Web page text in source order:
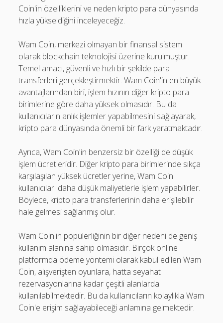
Coin'in özelliklerini ve neden kripto para dünyasında
hızla yükseldiğini inceleyeceğiz.
Wam Coin, merkezi olmayan bir finansal sistem
olarak blockchain teknolojisi üzerine kurulmuştur.
Temel amacı, güvenli ve hızlı bir şekilde para
transferleri gerçekleştirmektir. Wam Coin'in en büyük
avantajlarından biri, işlem hızının diğer kripto para
birimlerine göre daha yüksek olmasıdır. Bu da
kullanıcıların anlık işlemler yapabilmesini sağlayarak,
kripto para dünyasında önemli bir fark yaratmaktadır.
Ayrıca, Wam Coin'in benzersiz bir özelliği de düşük
işlem ücretleridir. Diğer kripto para birimlerinde sıkça
karşılaşılan yüksek ücretler yerine, Wam Coin
kullanıcıları daha düşük maliyetlerle işlem yapabilirler.
Böylece, kripto para transferlerinin daha erişilebilir
hale gelmesi sağlanmış olur.
Wam Coin'in popülerliğinin bir diğer nedeni de geniş
kullanım alanına sahip olmasıdır. Birçok online
platformda ödeme yöntemi olarak kabul edilen Wam
Coin, alışverişten oyunlara, hatta seyahat
rezervasyonlarına kadar çeşitli alanlarda
kullanılabilmektedir. Bu da kullanıcıların kolaylıkla Wam
Coin'e erişim sağlayabileceği anlamına gelmektedir.